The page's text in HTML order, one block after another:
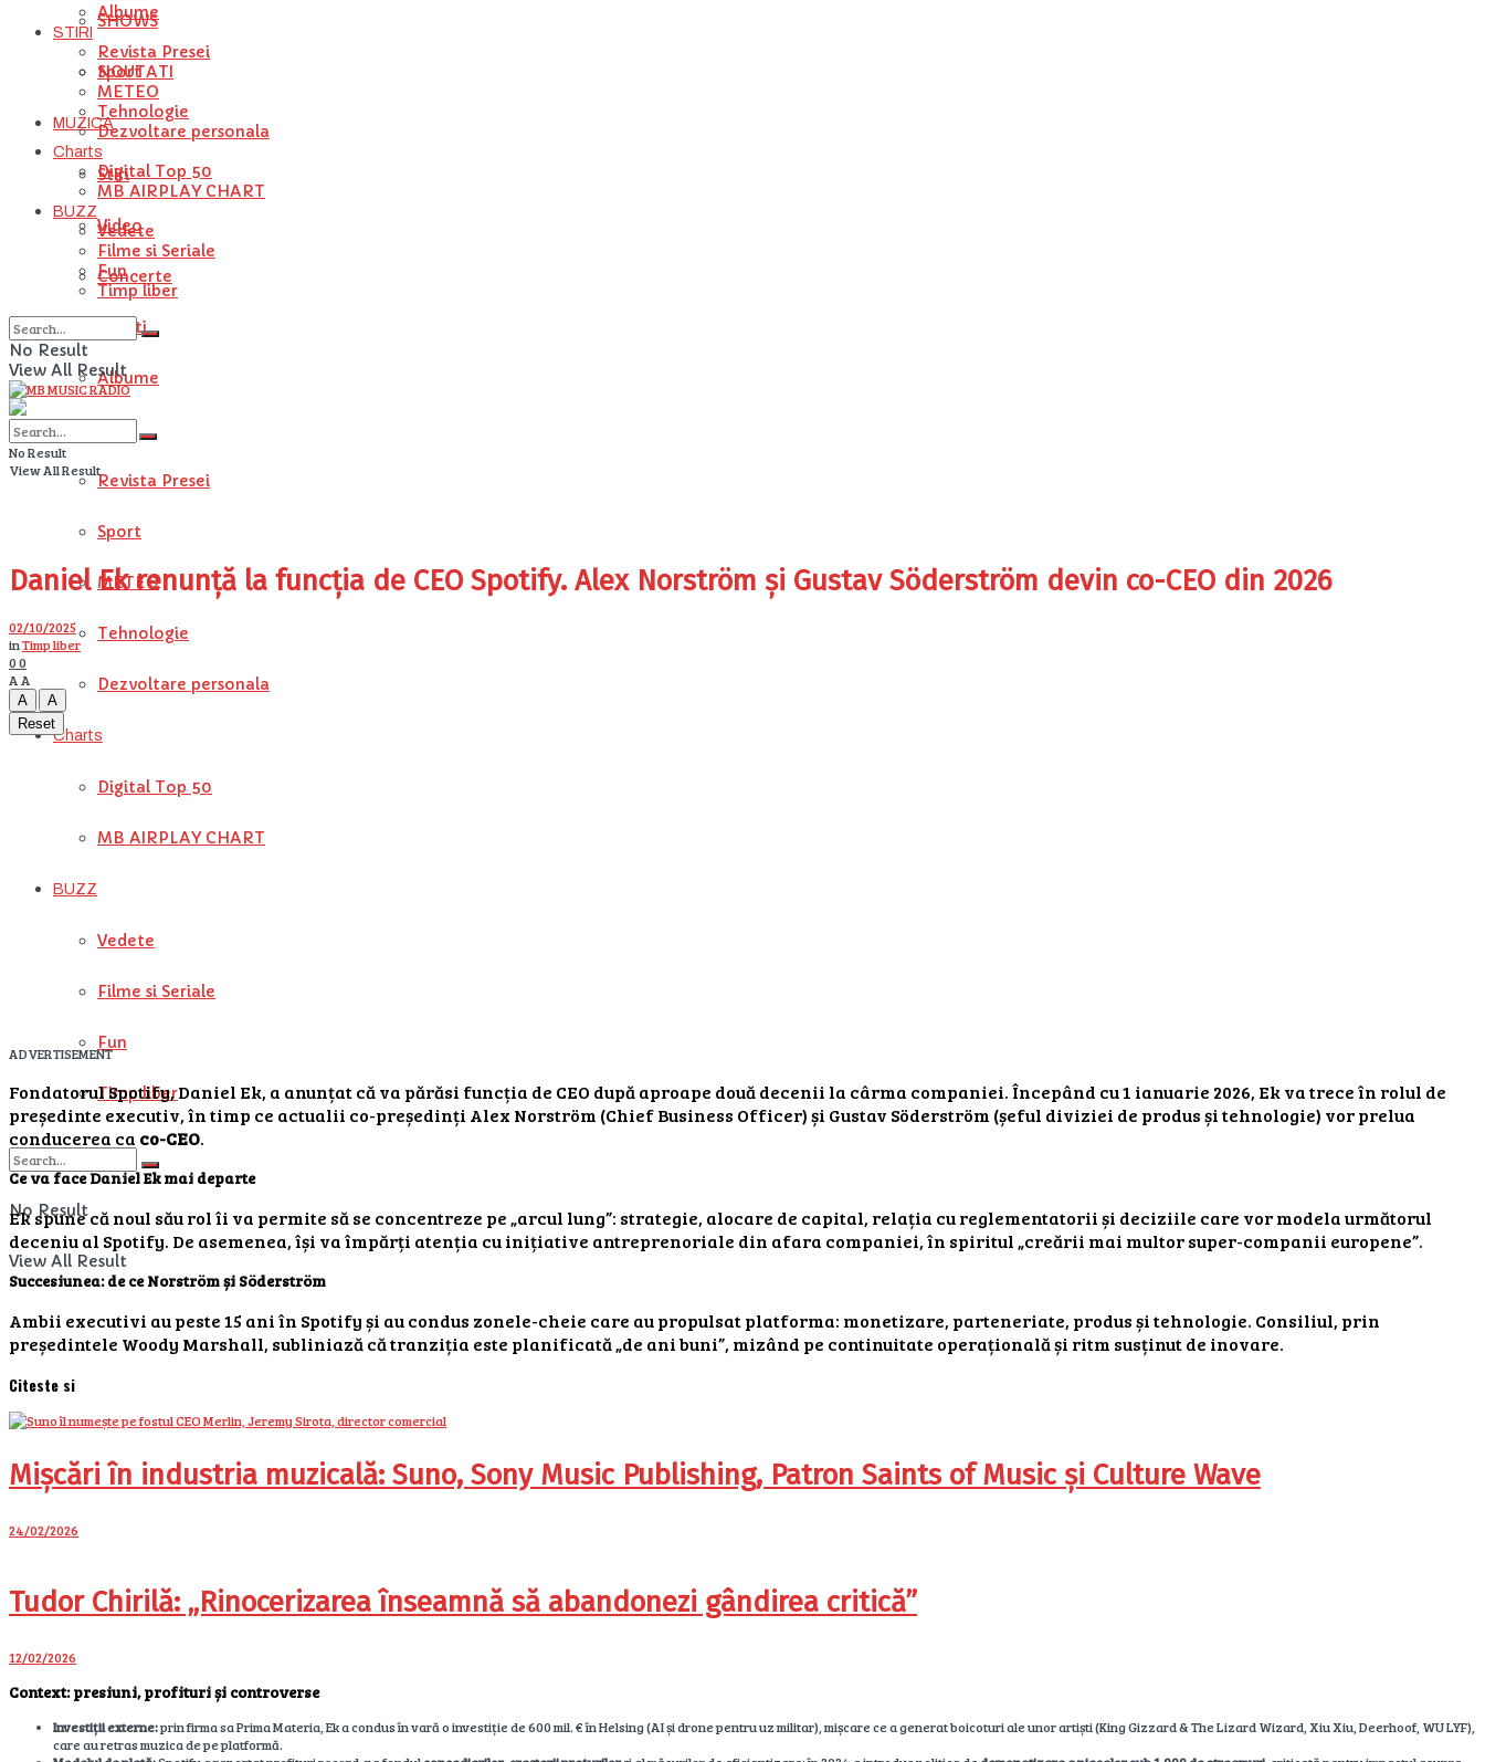
SHOWS
NOUTATI
MUZICA
Stiri
Video
Concerte
Artisti
Albume
STIRI
Revista Presei
Sport
METEO
Tehnologie
Dezvoltare personala
Charts
Digital Top 50
MB AIRPLAY CHART
BUZZ
Vedete
Filme si Seriale
Fun
Timp liber
No Result
View All Result
Albume
STIRI
Revista Presei
Sport
METEO
Tehnologie
Dezvoltare personala
Charts
Digital Top 50
MB AIRPLAY CHART
BUZZ
Vedete
Filme si Seriale
Fun
Timp liber
No Result
View All Result
No Result
View All Result
Daniel Ek renunță la funcția de CEO Spotify. Alex Norström și Gustav Söderström devin co-CEO din 2026
02/10/2025
inTimp liber
00
A A
A
A
Reset
ADVERTISEMENT
Fondatorul Spotify, Daniel Ek, a anunțat că va părăsi funcția de CEO după aproape două decenii la cârma companiei. Începând cu 1 ianuarie 2026, Ek va trece în rolul de
președinte executiv, în timp ce actualii co-președinți Alex Norström (Chief Business Officer) și Gustav Söderström (șeful diviziei de produs și tehnologie) vor prelua
conducerea ca co-CEO.
Ce va face Daniel Ek mai departe
Ek spune că noul său rol îi va permite să se concentreze pe „arcul lung”: strategie, alocare de capital, relația cu reglementatorii și deciziile care vor modela următorul
deceniu al Spotify. De asemenea, își va împărți atenția cu inițiative antreprenoriale din afara companiei, în spiritul „creării mai multor super-companii europene”.
Succesiunea: de ce Norström și Söderström
Ambii executivi au peste 15 ani în Spotify și au condus zonele-cheie care au propulsat platforma: monetizare, parteneriate, produs și tehnologie. Consiliul, prin
președintele Woody Marshall, subliniază că tranziția este planificată „de ani buni”, mizând pe continuitate operațională și ritm susținut de inovare.
Citeste si
Mișcări în industria muzicală: Suno, Sony Music Publishing, Patron Saints of Music și Culture Wave
24/02/2026
Tudor Chirilă: „Rinocerizarea înseamnă să abandonezi gândirea critică”
12/02/2026
Context: presiuni, profituri și controverse
Investiții externe:prin firma sa Prima Materia, Ek a condus în vară o investiție de 600 mil. € în Helsing (AI și drone pentru uz militar), mișcare ce a generat boicoturi ale unor artiști (King Gizzard & The Lizard Wizard, Xiu Xiu, Deerhoof, WU LYF),
care au retras muzica de pe platformă.